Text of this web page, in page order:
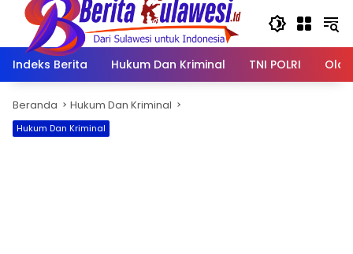
Langsung
konten
Indeks Berita
Hukum Dan Kriminal TNI POLRI
Beranda Hukum Dan Kriminal
Hukum Dan Kriminal